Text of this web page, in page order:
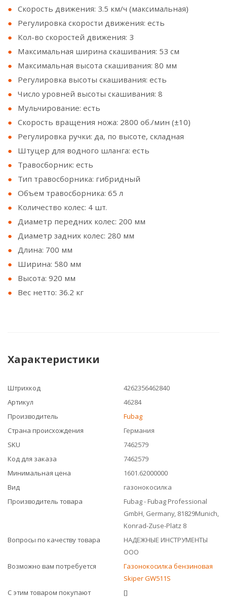
Скорость движения: 3.5 км/ч (максимальная)
Регулировка скорости движения: есть
Кол-во скоростей движения: 3
Максимальная ширина скашивания: 53 см
Максимальная высота скашивания: 80 мм
Регулировка высоты скашивания: есть
Число уровней высоты скашивания: 8
Мульчирование: есть
Скорость вращения ножа: 2800 об./мин (±10)
Регулировка ручки: да, по высоте, складная
Штуцер для водного шланга: есть
Травосборник: есть
Тип травосборника: гибридный
Объем травосборника: 65 л
Количество колес: 4 шт.
Диаметр передних колес: 200 мм
Диаметр задних колес: 280 мм
Длина: 700 мм
Ширина: 580 мм
Высота: 920 мм
Вес нетто: 36.2 кг
Характеристики
Штрихкод
4262356462840
Артикул
46284
Производитель
Fubag
Страна происхождения
Германия
SKU
7462579
Код для заказа
7462579
Минимальная цена
1601.62000000
Вид
газонокосилка
Производитель товара
Fubag - Fubag Professional
GmbH, Germany, 81829Munich,
Konrad-Zuse-Platz 8
Вопросы по качеству товара
НАДЕЖНЫЕ ИНСТРУМЕНТЫ
ООО
Возможно вам потребуется
Газонокосилка бензиновая
Skiper GW511S
С этим товаром покупают
[]